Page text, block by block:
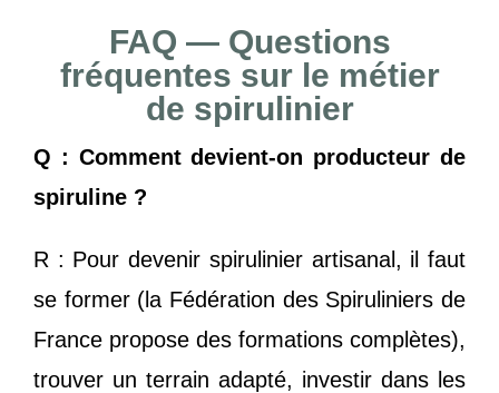
FAQ — Questions
fréquentes sur le métier
de spirulinier
Q : Comment devient-on producteur de
spiruline ?
R : Pour devenir spirulinier artisanal, il faut
se former (la Fédération des Spiruliniers de
France propose des formations complètes),
trouver un terrain adapté, investir dans les